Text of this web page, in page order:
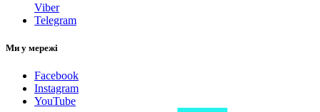
Viber
Telegram
Ми у мережі
Facebook
Instagram
YouTube